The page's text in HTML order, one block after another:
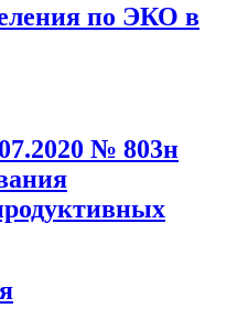
по ЭКО в
№ 803н